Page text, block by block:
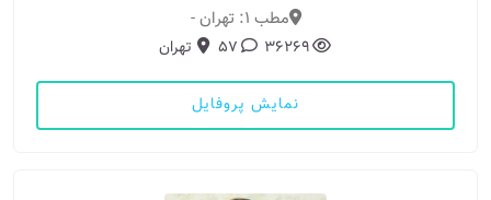
مطب 1: تهران -
36269
57 تهران
نمایش پروفایل